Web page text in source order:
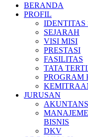
BERANDA
PROFIL
IDENTITAS
SEJARAH
VISI MISI
PRESTASI
FASILITAS
TATA
PROGRAM
JURUSAN
BISNIS
DKV